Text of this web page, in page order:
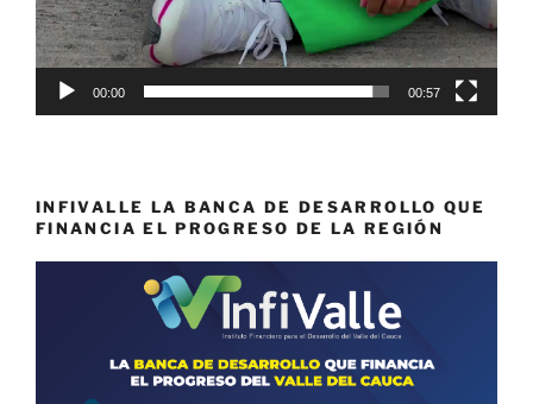
00:00 00:57
INFIVALLE LA BANCA DE DESARROLLO QUE
FINANCIA EL PROGRESO DE LA REGIÓN